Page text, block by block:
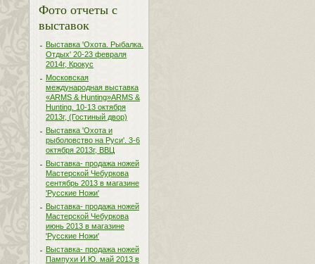
Фото отчеты с
выставок
Выставка 'Охота. Рыбалка.
Отдых' 20-23 февраля
2014г, Крокус
Московская
международная выставка
«ARMS & Hunting»ARMS &
Hunting. 10-13 октября
2013г, (Гостиный двор)
Выставка 'Охота и
рыболовство на Руси'. 3-6
октября 2013г, ВВЦ
Выставка- продажа ножей
Мастерской Чебуркова
сентябрь 2013 в магазине
'Русские Ножи'
Выставка- продажа ножей
Мастерской Чебуркова
июнь 2013 в магазине
'Русские Ножи'
Выставка- продажа ножей
Пампухи И.Ю. май 2013 в